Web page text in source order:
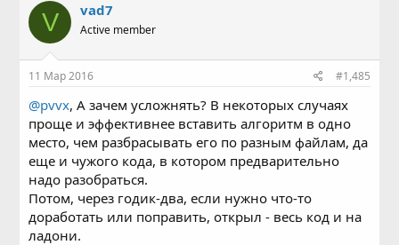
V vad7
Active member
11 Мар 2016 #1,485
@pvvx, А зачем усложнять? В некоторых случаях
проще и эффективнее вставить алгоритм в одно
место, чем разбрасывать его по разным файлам, да
еще и чужого кода, в котором предварительно
надо разобраться.
Потом, через годик-два, если нужно что-то
доработать или поправить, открыл - весь код и на
ладони.